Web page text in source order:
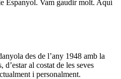
Espanyol. Vam gaudir molt. Aquí
des de l’any 1948 amb la
d’estar al costat de les seves
i personalment.